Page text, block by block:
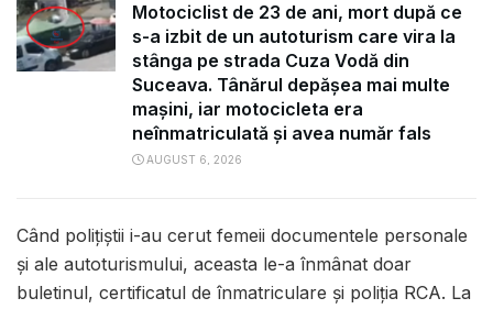
Motociclist de 23 de ani, mort după ce
s-a izbit de un autoturism care vira la
stânga pe strada Cuza Vodă din
Suceava. Tânărul depășea mai multe
mașini, iar motocicleta era
neînmatriculată și avea număr fals
AUGUST 6, 2026
Când polițiștii i-au cerut femeii documentele personale
și ale autoturismului, aceasta le-a înmânat doar
buletinul, certificatul de înmatriculare și poliția RCA. La